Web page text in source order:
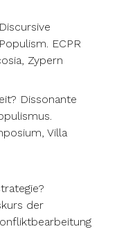
ECPR
Zypern
Dissonante
Villa
der